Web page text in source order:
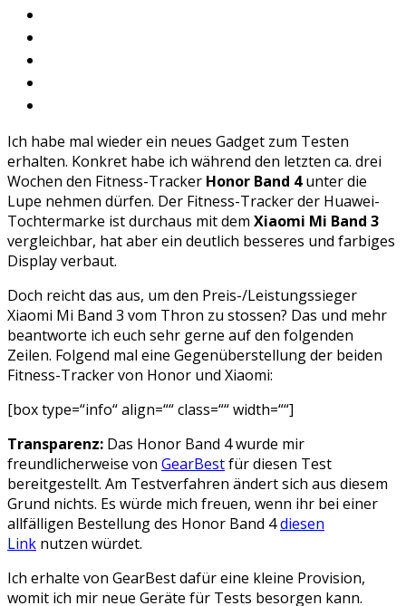
Ich habe mal wieder ein neues Gadget zum Testen
erhalten. Konkret habe ich während den letzten ca. drei
Wochen den Fitness-Tracker Honor Band 4unter die
Lupe nehmen dürfen. Der Fitness-Tracker der Huawei-
Tochtermarke ist durchaus mit dem Xiaomi Mi Band 3
vergleichbar, hat aber ein deutlich besseres und farbiges
Display verbaut.
Doch reicht das aus, um den Preis-/Leistungssieger
Xiaomi Mi Band 3 vom Thron zu stossen? Das und mehr
beantworte ich euch sehr gerne auf den folgenden
Zeilen. Folgend mal eine Gegenüberstellung der beiden
Fitness-Tracker von Honor und Xiaomi:
[box type=“info“ align=““ class=““ width=““]
Transparenz: Das Honor Band 4 wurde mir
freundlicherweise von GearBestfür diesen Test
bereitgestellt. Am Testverfahren ändert sich aus diesem
Grund nichts. Es würde mich freuen, wenn ihr bei einer
allfälligen Bestellung des Honor Band 4diesen
Link nutzen würdet.
Ich erhalte von GearBest dafür eine kleine Provision,
womit ich mir neue Geräte für Tests besorgen kann.